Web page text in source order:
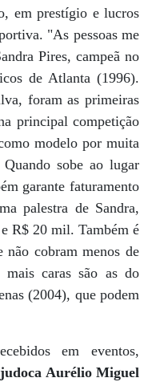
em prestígio e lucros
"As pessoas me
Pires, campeã no
de Atlanta (1996).
foram as primeiras
principal competição
modelo por muita
sobe ao lugar
garante faturamento
palestra de Sandra,
R$ 20 mil. Também é
não cobram menos de
caras são as do
(2004), que podem
em eventos,
Aurélio Miguel